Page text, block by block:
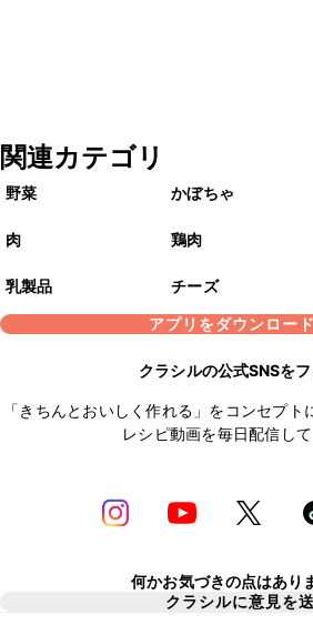
関連カテゴリ
野菜 かぼちゃ
肉 鶏肉
乳製品
チーズ
アプリをダウンロー
クラシルの公式SNSを
「きちんとおいしく作れる」をコンセプ
レシピ動画を毎日配信して
何かお気づきの点はあり
クラシルに意見を